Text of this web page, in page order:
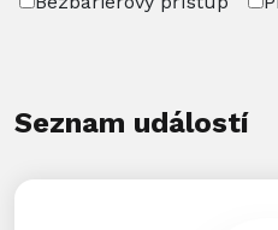
Seznam událostí